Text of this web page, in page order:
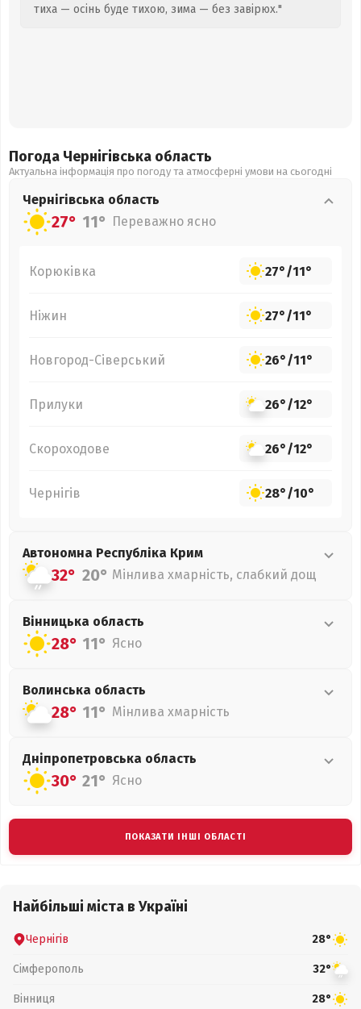
тиха — осінь буде тихою, зима — без завірюх."
Погода Чернігівська область
Актуальна інформація про погоду та атмосферні умови на сьогодні
Чернігівська область
27° 11° Переважно ясно
Корюківка 27°/11°
Ніжин 27°/11°
Новгород-Сіверський 26°/11°
Прилуки 26°/12°
Скороходове 26°/12°
Чернігів 28°/10°
Автономна Республіка Крим
32° 20° Мінлива хмарність, слабкий дощ
Вінницька область
28° 11° Ясно
Волинська область
28° 11° Мінлива хмарність
Дніпропетровська область
30° 21° Ясно
ПОКАЗАТИ ІНШІ ОБЛАСТІ
Найбільші міста в Україні
Чернігів 28°
Сімферополь 32°
Вінниця 28°